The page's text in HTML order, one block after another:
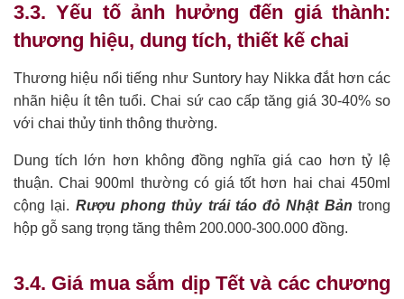
3.3. Yếu tố ảnh hưởng đến giá thành:
thương hiệu, dung tích, thiết kế chai
Thương hiệu nổi tiếng như Suntory hay Nikka đắt hơn các
nhãn hiệu ít tên tuổi. Chai sứ cao cấp tăng giá 30-40% so
với chai thủy tinh thông thường.
Dung tích lớn hơn không đồng nghĩa giá cao hơn tỷ lệ
thuận. Chai 900ml thường có giá tốt hơn hai chai 450ml
cộng lại. Rượu phong thủy trái táo đỏ Nhật Bản trong
hộp gỗ sang trọng tăng thêm 200.000-300.000 đồng.
3.4. Giá mua sắm dịp Tết và các chương